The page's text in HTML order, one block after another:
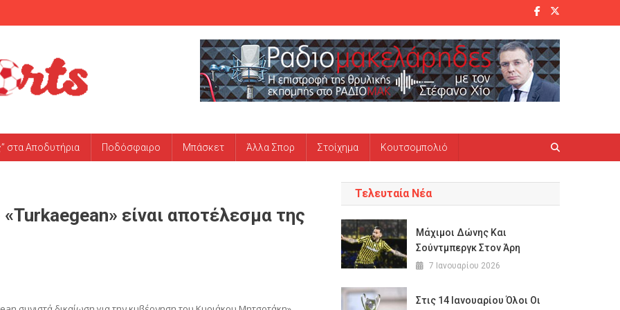
στα Αποδυτήρια Ποδόσφαιρο Μπάσκετ Άλλα Σπορ Στοίχημα Κουτσομπολιό
είναι αποτέλεσμα της
Τελευταία Νέα
Μάχιμοι Δώνης Και
Σούντμπεργκ Στον Άρη
7 Ιανουαρίου 2026
Στις 14 Ιανουαρίου Όλοι Οι